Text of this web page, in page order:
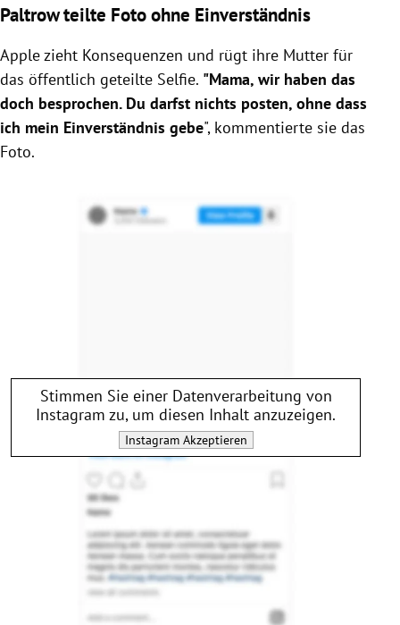
Paltrow teilte Foto ohne Einverständnis
Apple zieht Konsequenzen und rügt ihre Mutter für
das öffentlich geteilte Selfie. "Mama, wir haben das
doch besprochen. Du darfst nichts posten, ohne dass
ich mein Einverständnis gebe", kommentierte sie das
Foto.
Stimmen Sie einer Datenverarbeitung von
Instagram zu, um diesen Inhalt anzuzeigen.
InstagramAkzeptieren